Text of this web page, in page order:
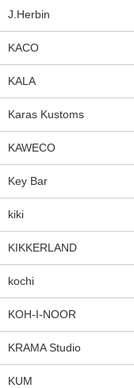
J.Herbin
KACO
KALA
Karas Kustoms
KAWECO
Key Bar
kiki
KIKKERLAND
kochi
KOH-I-NOOR
KRAMA Studio
KUM